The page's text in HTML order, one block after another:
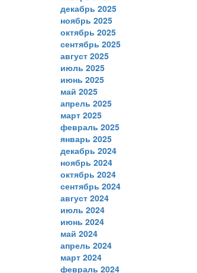
декабрь 2025
ноябрь 2025
октябрь 2025
сентябрь 2025
август 2025
июль 2025
июнь 2025
май 2025
апрель 2025
март 2025
февраль 2025
январь 2025
декабрь 2024
ноябрь 2024
октябрь 2024
сентябрь 2024
август 2024
июль 2024
июнь 2024
май 2024
апрель 2024
март 2024
февраль 2024